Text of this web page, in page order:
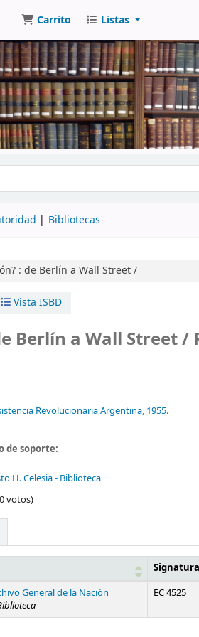
Carrito Listas
el catálogo
Bibliotecas
: de Berlín a Wall Street /
Vista ISBD
Berlín a Wall Street /
Revolucionaria Argentina, 1955.
de soporte:
H. Celesia - Biblioteca
votos)
General de la Nación EC 4525